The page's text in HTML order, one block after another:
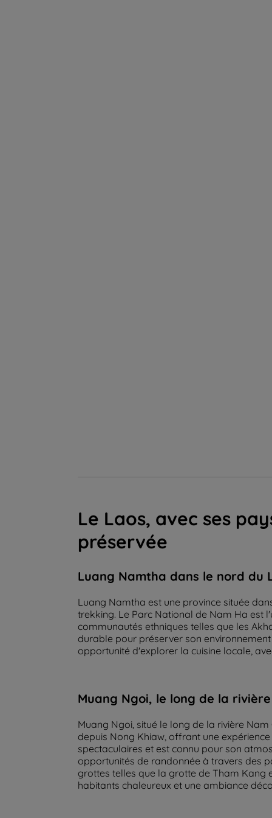
Le Laos, avec ses
préservée
Luang Namtha dans le nord du
Luang Namtha est une province située
trekking. Le Parc National de Nam Ha est
communautés ethniques telles que les
durable pour préserver son
opportunité d'explorer la cuisine locale,
Muang Ngoi, le long de la
Muang Ngoi, situé le long de la rivière
depuis Nong Khiaw, offrant une
spectaculaires et est connu pour son
opportunités de randonnée à travers des
grottes telles que la grotte de Tham Kang
habitants chaleureux et une ambiance